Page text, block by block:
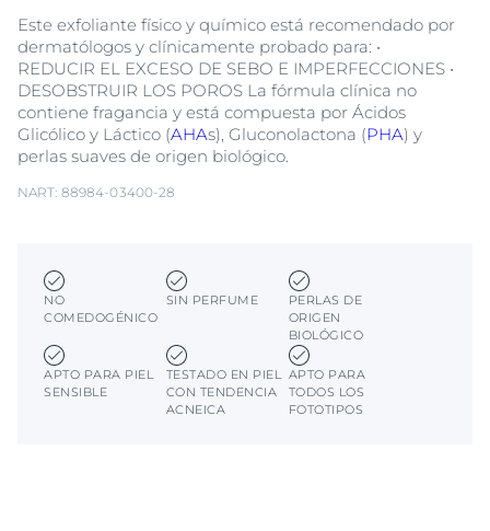
NART: 88984-03400-28
Este exfoliante físico y químico está recomendado por
dermatólogos y clínicamente probado para: •
REDUCIR EL EXCESO DE SEBO E IMPERFECCIONES •
DESOBSTRUIR LOS POROS La fórmula clínica no
contiene fragancia y está compuesta por Ácidos
Glicólico y Láctico (AHAs), Gluconolactona (PHA) y
perlas suaves de origen biológico.
NO
COMEDOGÉNICO
SIN PERFUME
PERLAS DE
ORIGEN
BIOLÓGICO
APTO PARA PIEL
SENSIBLE
TESTADO EN PIEL
CON TENDENCIA
ACNEICA
APTO PARA
TODOS LOS
FOTOTIPOS